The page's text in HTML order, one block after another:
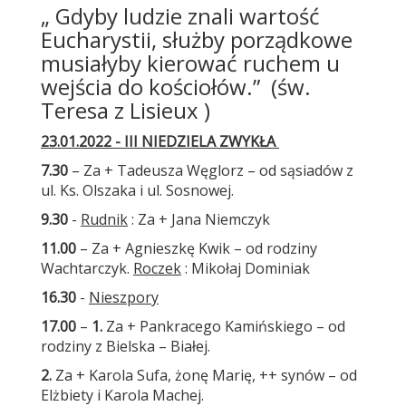
„ Gdyby ludzie znali wartość
Eucharystii, służby porządkowe
musiałyby kierować ruchem u
wejścia do kościołów.” (św.
Teresa z Lisieux )
23.01.2022 - III NIEDZIELA ZWYKŁA
7.30 – Za + Tadeusza Węglorz – od sąsiadów z
ul. Ks. Olszaka i ul. Sosnowej.
9.30 - Rudnik: Za + Jana Niemczyk
11.00 – Za + Agnieszkę Kwik – od rodziny
Wachtarczyk. Roczek: Mikołaj Dominiak
16.30 - Nieszpory
17.00 – 1. Za + Pankracego Kamińskiego – od
rodziny z Bielska – Białej.
2. Za + Karola Sufa, żonę Marię, ++ synów – od
Elżbiety i Karola Machej.